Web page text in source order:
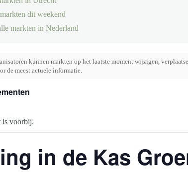
dit weekend
markten in Nederland
kunnen markten op het laatste moment wijzigen,
de meest actuele informatie.
is voorbij.
in de Kas